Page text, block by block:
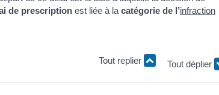
de prescription est liée à la catégorie de l’infraction
Tout replier
Tout déplier